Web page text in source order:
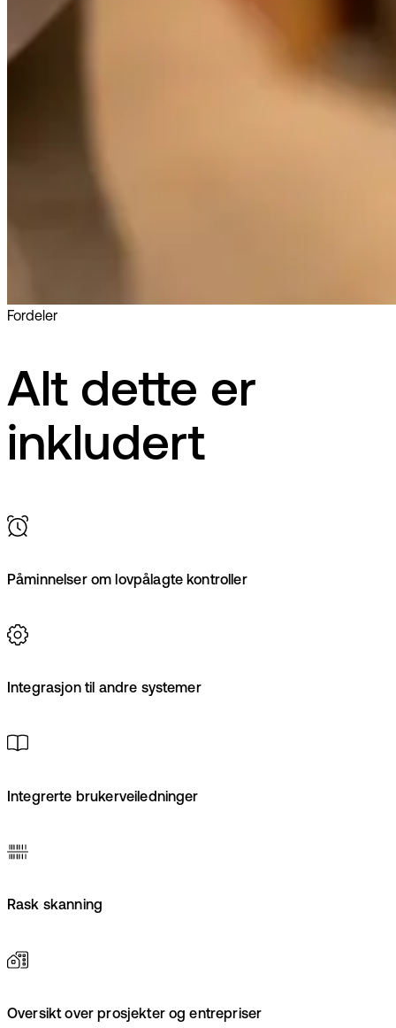
Fordeler
Alt dette er
inkludert
Påminnelser om lovpålagte kontroller
Integrasjon til andre systemer
Integrerte brukerveiledninger
Rask skanning
Oversikt over prosjekter og entrepriser